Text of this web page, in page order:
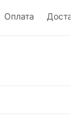
Оплата